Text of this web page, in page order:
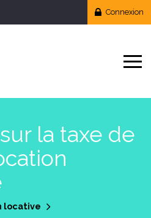
Connexion
la taxe de
locative